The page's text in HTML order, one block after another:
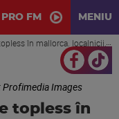
FM MENIU
revoltați: „este lipsă totală de respect”
Profimedia Images
topless în